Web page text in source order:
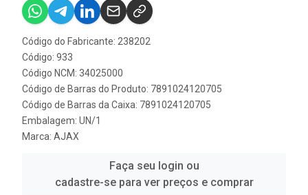
Código do Fabricante: 238202
Código: 933
Código NCM: 34025000
Código de Barras do Produto: 7891024120705
Código de Barras da Caixa: 7891024120705
Embalagem: UN/1
Marca: AJAX
Faça seu login ou
cadastre-se para ver preços e comprar